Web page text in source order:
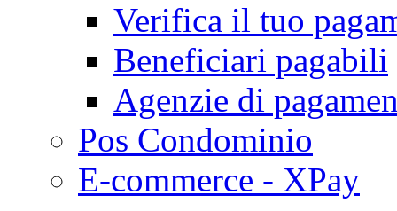
Verifica il tuo
Beneficiari pagabili
Agenzie di
Pos Condominio
E-commerce - XPay